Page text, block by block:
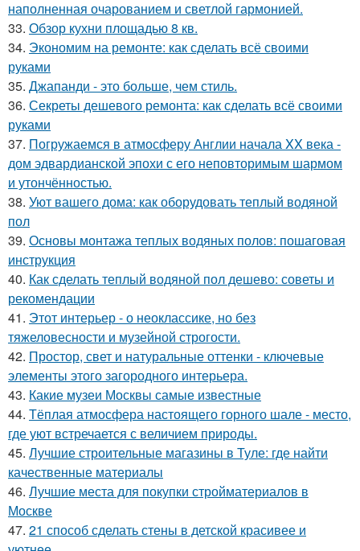
наполненная очарованием и светлой гармонией.
33. Обзор кухни площадью 8 кв.
34. Экономим на ремонте: как сделать всё своими
руками
35. Джапанди - это больше, чем стиль.
36. Секреты дешевого ремонта: как сделать всё своими
руками
37. Погружаемся в атмосферу Англии начала XX века -
дом эдвардианской эпохи с его неповторимым шармом
и утончённостью.
38. Уют вашего дома: как оборудовать теплый водяной
пол
39. Основы монтажа теплых водяных полов: пошаговая
инструкция
40. Как сделать теплый водяной пол дешево: советы и
рекомендации
41. Этот интерьер - о неоклассике, но без
тяжеловесности и музейной строгости.
42. Простор, свет и натуральные оттенки - ключевые
элементы этого загородного интерьера.
43. Какие музеи Москвы самые известные
44. Тёплая атмосфера настоящего горного шале - место,
где уют встречается с величием природы.
45. Лучшие строительные магазины в Туле: где найти
качественные материалы
46. Лучшие места для покупки стройматериалов в
Москве
47. 21 способ сделать стены в детской красивее и